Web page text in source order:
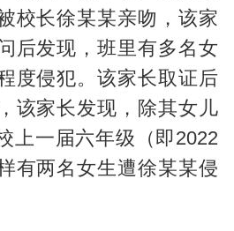
校长徐某某亲吻，该家
后发现，班里有多名女
度侵犯。该家长取证后
该家长发现，除其女儿
上一届六年级（即2022
有两名女生遭徐某某侵